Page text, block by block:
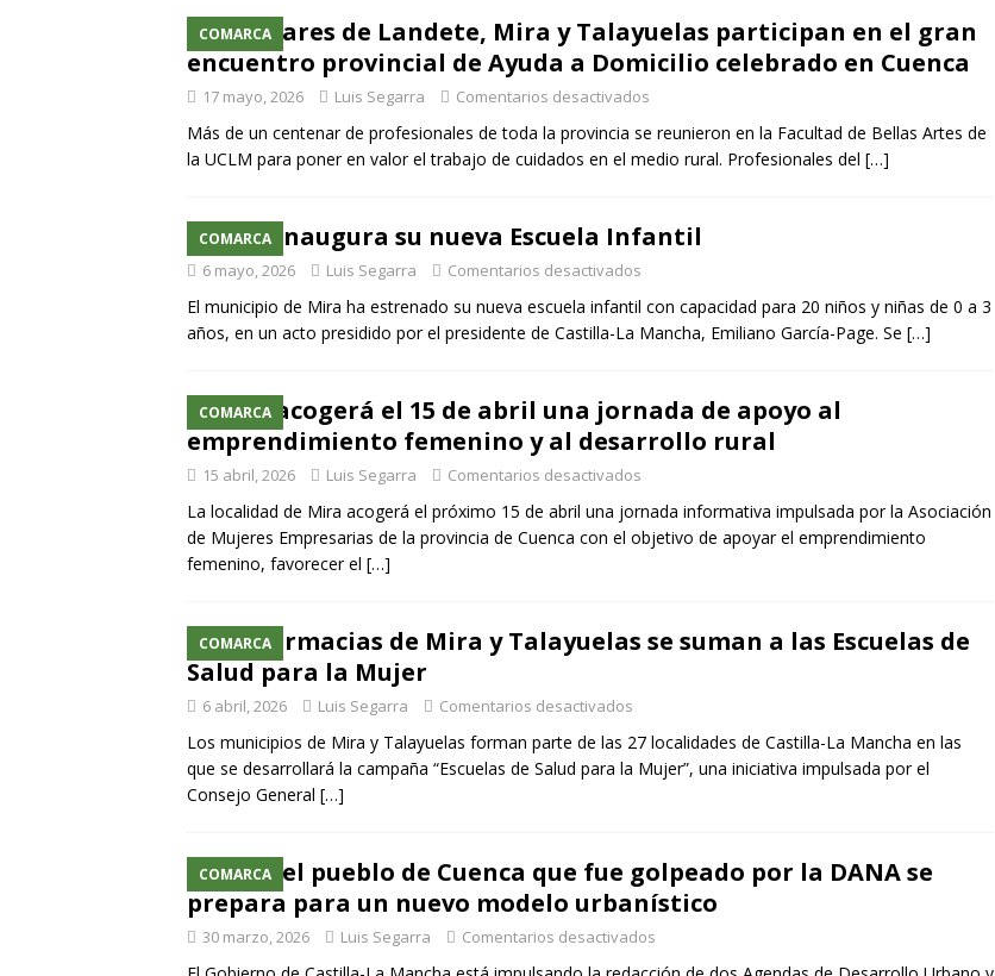
COMARCA
Auxiliares de Landete, Mira y Talayuelas participan en el gran
encuentro provincial de Ayuda a Domicilio celebrado en Cuenca
17 mayo, 2026 Luis Segarra Comentarios desactivados
Más de un centenar de profesionales de toda la provincia se reunieron en la Facultad de Bellas Artes de
la UCLM para poner en valor el trabajo de cuidados en el medio rural. Profesionales del […]
COMARCA
Mira inaugura su nueva Escuela Infantil
6 mayo, 2026 Luis Segarra Comentarios desactivados
El municipio de Mira ha estrenado su nueva escuela infantil con capacidad para 20 niños y niñas de 0 a 3
años, en un acto presidido por el presidente de Castilla-La Mancha, Emiliano García-Page. Se […]
COMARCA
Mira acogerá el 15 de abril una jornada de apoyo al
emprendimiento femenino y al desarrollo rural
15 abril, 2026 Luis Segarra Comentarios desactivados
La localidad de Mira acogerá el próximo 15 de abril una jornada informativa impulsada por la Asociación
de Mujeres Empresarias de la provincia de Cuenca con el objetivo de apoyar el emprendimiento
femenino, favorecer el […]
COMARCA
Las farmacias de Mira y Talayuelas se suman a las Escuelas de
Salud para la Mujer
6 abril, 2026 Luis Segarra Comentarios desactivados
Los municipios de Mira y Talayuelas forman parte de las 27 localidades de Castilla-La Mancha en las
que se desarrollará la campaña “Escuelas de Salud para la Mujer”, una iniciativa impulsada por el
Consejo General […]
COMARCA
Mira, el pueblo de Cuenca que fue golpeado por la DANA se
prepara para un nuevo modelo urbanístico
30 marzo, 2026 Luis Segarra Comentarios desactivados